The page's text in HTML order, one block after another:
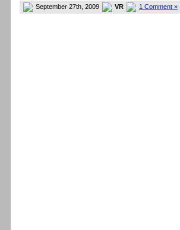
September 27th, 2009 VR 1 Comment »